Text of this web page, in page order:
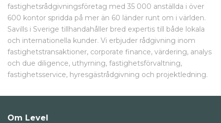
fastighetsrådgivningsföretag med 35 000 anställda i över
600 kontor spridda på mer än 60 länder runt om i världen.
Savills i Sverige tillhandahåller bred expertis till både lokala
och internationella kunder. Vi erbjuder rådgivning inom
fastighetstransaktioner, corporate finance, värdering, analys
och due diligence, uthyrning, fastighetsförvaltning,
fastighetsservice, hyresgästrådgivning och projektledning.
Om Level